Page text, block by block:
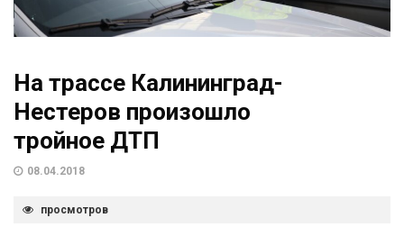
На трассе Калининград-
Нестеров произошло
тройное ДТП
08.04.2018
просмотров